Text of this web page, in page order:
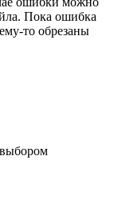
Пока ошибка
то обрезаны
выбором